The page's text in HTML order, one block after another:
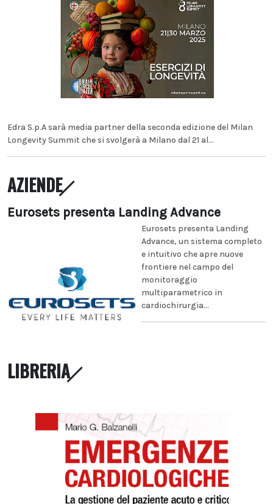
Edra S.p.A sarà media partner della seconda edizione del Milan
Longevity Summit che si svolgerà a Milano dal 21 al...
AZIENDE
Eurosets presenta Landing Advance
Eurosets presenta Landing
Advance, un sistema completo
e intuitivo che apre nuove
frontiere nel campo del
monitoraggio
multiparametrico in
cardiochirurgia...
LIBRERIA